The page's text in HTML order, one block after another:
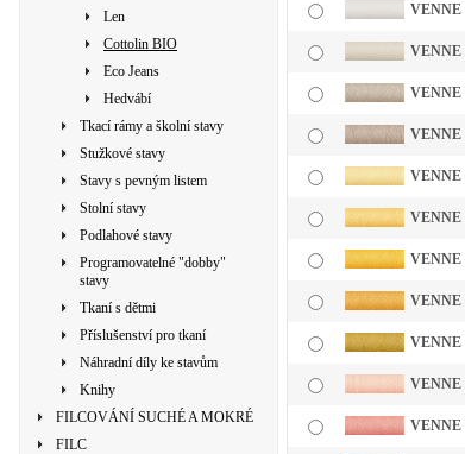
Len
Cottolin BIO
Eco Jeans
Hedvábí
Tkací rámy a školní stavy
Stužkové stavy
Stavy s pevným listem
Stolní stavy
Podlahové stavy
Programovatelné "dobby"
stavy
Tkaní s dětmi
Příslušenství pro tkaní
Náhradní díly ke stavům
Knihy
FILCOVÁNÍ SUCHÉ A MOKRÉ
FILC
VENNE
VENNE
VENNE
VENNE
VENNE
VENNE
VENNE
VENNE
VENNE
VENNE
VENNE